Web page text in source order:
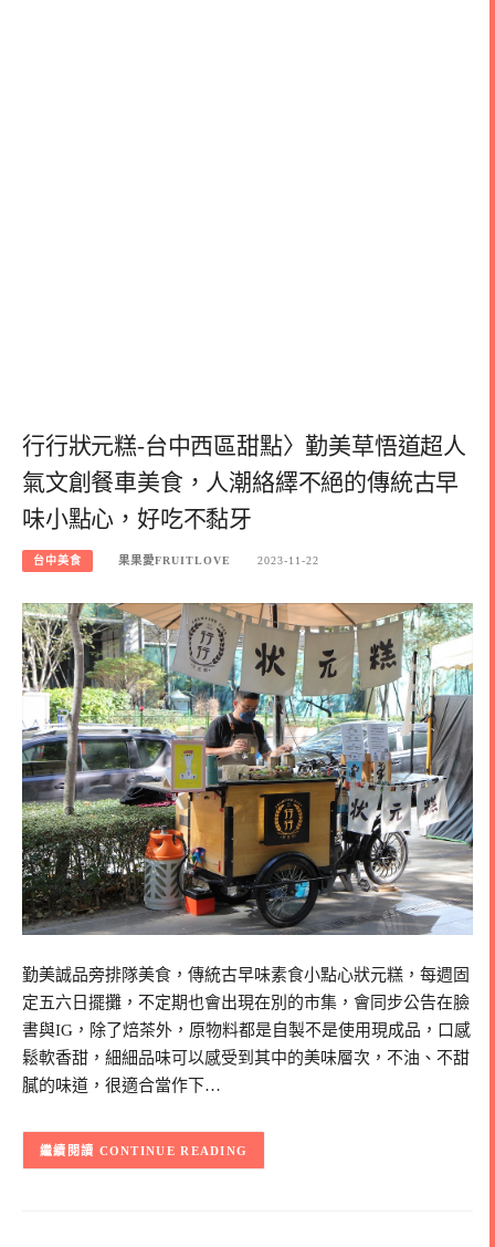
行行狀元糕-台中西區甜點〉勤美草悟道超人
氣文創餐車美食，人潮絡繹不絕的傳統古早
味小點心，好吃不黏牙
台中美食 果果愛FRUITLOVE 2023-11-22
勤美誠品旁排隊美食，傳統古早味素食小點心狀元糕，每週固
定五六日擺攤，不定期也會出現在別的市集，會同步公告在臉
書與IG，除了焙茶外，原物料都是自製不是使用現成品，口感
鬆軟香甜，細細品味可以感受到其中的美味層次，不油、不甜
膩的味道，很適合當作下…
CONTINUE READING